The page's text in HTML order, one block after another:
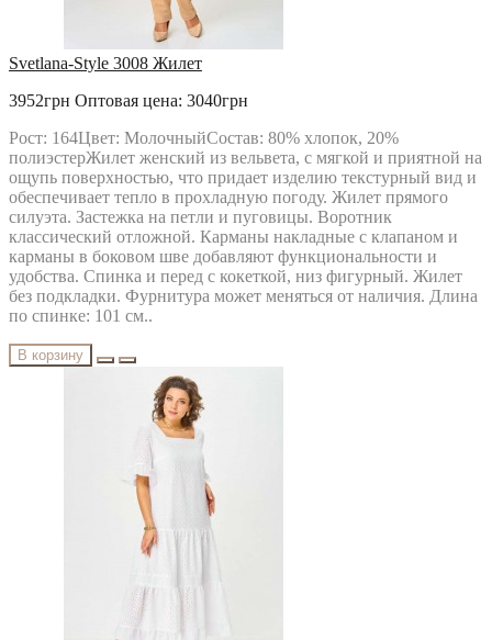
Svetlana-Style 3008 Жилет
3952грн Оптовая цена: 3040грн
Рост: 164Цвет: МолочныйСостав: 80% хлопок, 20%
полиэстерЖилет женский из вельвета, с мягкой и приятной на
ощупь поверхностью, что придает изделию текстурный вид и
обеспечивает тепло в прохладную погоду. Жилет прямого
силуэта. Застежка на петли и пуговицы. Воротник
классический отложной. Карманы накладные с клапаном и
карманы в боковом шве добавляют функциональности и
удобства. Спинка и перед с кокеткой, низ фигурный. Жилет
без подкладки. Фурнитура может меняться от наличия. Длина
по спинке: 101 см..
В корзину